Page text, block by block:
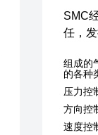
SMC
任，
组成的
的各种
压力控
方向控
速度控